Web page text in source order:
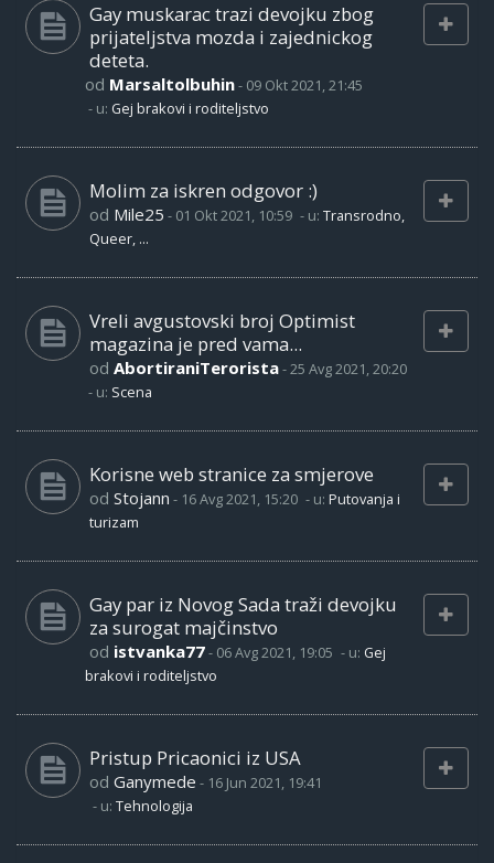
Gay muskarac trazi devojku zbog
prijateljstva mozda i zajednickog
deteta.
od Marsaltolbuhin- 09 Okt 2021, 21:45
- u: Gej brakovi i roditeljstvo
Molim za iskren odgovor :)
od Mile25 - 01 Okt 2021, 10:59 - u: Transrodno,
Queer, ...
Vreli avgustovski broj Optimist
magazina je pred vama...
od AbortiraniTerorista-25 Avg 2021, 20:20
- u: Scena
Korisne web stranice za smjerove
od Stojann - 16 Avg 2021, 15:20 - u: Putovanja i
turizam
Gay par iz Novog Sada traži devojku
za surogat majčinstvo
od istvanka77- 06 Avg 2021, 19:05 - u: Gej
brakovi i roditeljstvo
Pristup Pricaonici iz USA
od Ganymede - 16 Jun 2021, 19:41
- u: Tehnologija